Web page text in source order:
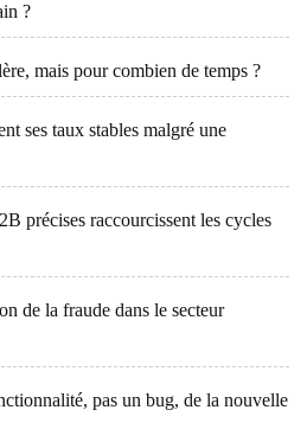
?
mais pour combien de temps ?
ses taux stables malgré une
précises raccourcissent les cycles
de la fraude dans le secteur
pas un bug, de la nouvelle